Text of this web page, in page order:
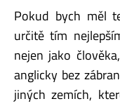
Pokud bych měl
určitě tím
nejen jako
anglicky bez
jiných zemích,